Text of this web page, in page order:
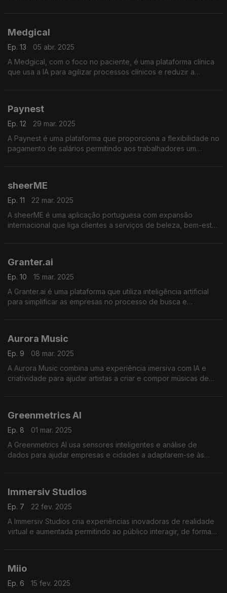
Medgical
Ep. 13
05 abr. 2025
A Medgical, com o foco no paciente, é uma plataforma clínica
que usa a IA para agilizar processos clínicos e reduzir a
Paynest
Ep. 12
29 mar. 2025
A Paynest é uma plataforma que proporciona a flexibilidade no
pagamento de salários permitindo aos trabalhadores um
sheerME
Ep. 11
22 mar. 2025
A sheerME é uma aplicação portuguesa com expansão
internacional que liga clientes a serviços de beleza, bem-estar
Granter.ai
Ep. 10
15 mar. 2025
A Granter.ai é uma plataforma que utiliza inteligência artificial
para simplificar as empresas no processo de busca e
Aurora Music
Ep. 9
08 mar. 2025
A Aurora Music combina uma experiência imersiva com IA e
criatividade para ajudar artistas a criar e compor músicas de
Greenmetrics AI
Ep. 8
01 mar. 2025
A Greenmetrics AI usa sensores inteligentes e análise de
dados para ajudar empresas e cidades a adaptarem-se às
Immersiv Studios
Ep. 7
22 fev. 2025
A Immersiv Studios cria experiências inovadoras de realidade
virtual e aumentada permitindo ao público interagir, de forma
Miio
Ep. 6 15 fev. 2025